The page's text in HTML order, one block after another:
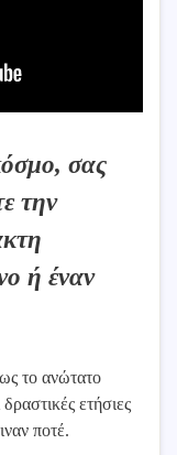
σας
την
ή έναν
το ανώτατο
ετήσιες
ποτέ.